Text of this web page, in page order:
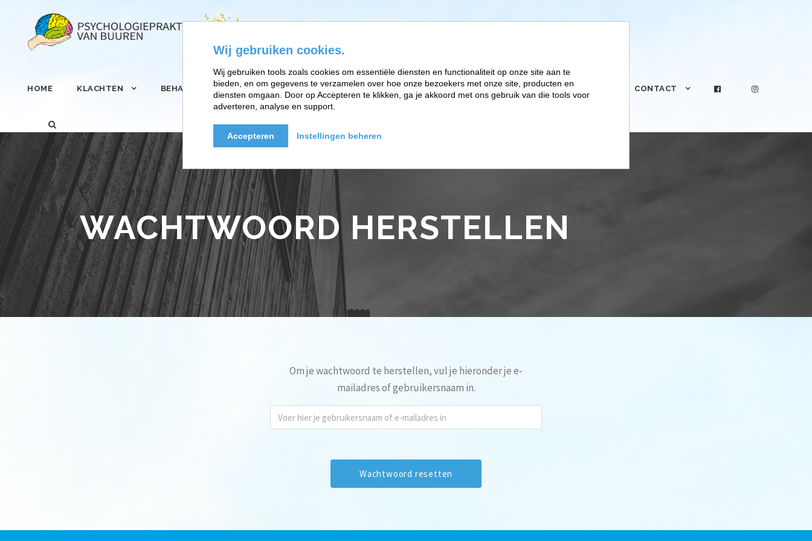
HOME KLACHTEN BEHANDELINGEN EFT-RELATIETHERAPIE BRAINWORK EN PARTNERS PRAKTIJK CONTACT
WACHTWOORD HERSTELLEN
Om je wachtwoord te herstellen, vul je hieronder je e-
mailadres of gebruikersnaam in.
Wij gebruiken cookies.
Wij gebruiken tools zoals cookies om essentiële diensten en functionaliteit op onze site aan te
bieden, en om gegevens te verzamelen over hoe onze bezoekers met onze site, producten en
diensten omgaan. Door op Accepteren te klikken, ga je akkoord met ons gebruik van die tools voor
adverteren, analyse en support.
Accepteren Instellingen beheren